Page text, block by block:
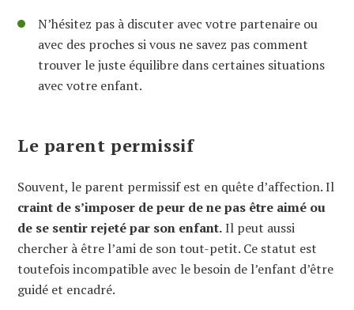
N’hésitez pas à discuter avec votre partenaire ou
avec des proches si vous ne savez pas comment
trouver le juste équilibre dans certaines situations
avec votre enfant.
Le parent permissif
Souvent, le parent permissif est en quête d’affection. Il
craint de s’imposer de peur de ne pas être aimé ou
de se sentir rejeté par son enfant.Il peut aussi
chercher à être l’ami de son tout-petit. Ce statut est
toutefois incompatible avec le besoin de l’enfant d’être
guidé et encadré.